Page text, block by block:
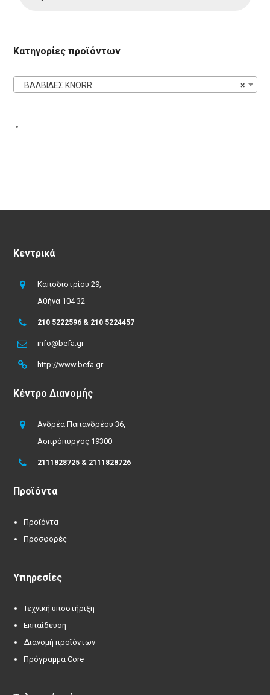
Κατηγορίες προϊόντων
×
ΒΑΛΒΙΔΕΣ KNORR
Κεντρικά
Καποδιστρίου 29,
Αθήνα 104 32
210 5222596 & 210 5224457
info@befa.gr
http://www.befa.gr
Κέντρο Διανομής
Ανδρέα Παπανδρέου 36,
Ασπρόπυργος 19300
2111828725 & 2111828726
Προϊόντα
Προϊόντα
Προσφορές
Υπηρεσίες
Τεχνική υποστήριξη
Εκπαίδευση
Διανομή προϊόντων
Πρόγραμμα Core